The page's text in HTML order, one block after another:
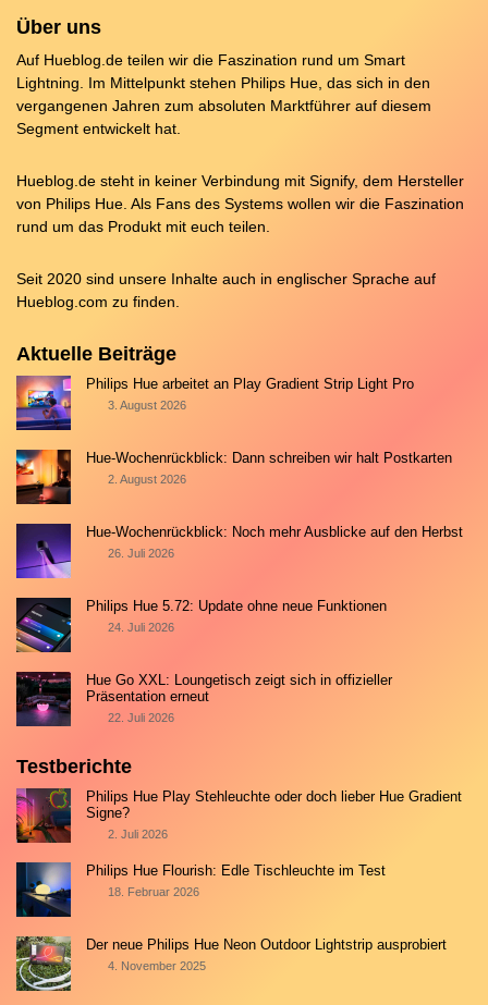
Über uns
Auf Hueblog.de teilen wir die Faszination rund um Smart
Lightning. Im Mittelpunkt stehen Philips Hue, das sich in den
vergangenen Jahren zum absoluten Marktführer auf diesem
Segment entwickelt hat.
Hueblog.de steht in keiner Verbindung mit Signify, dem Hersteller
von Philips Hue. Als Fans des Systems wollen wir die Faszination
rund um das Produkt mit euch teilen.
Seit 2020 sind unsere Inhalte auch in englischer Sprache auf
Hueblog.com zu finden.
Aktuelle Beiträge
Philips Hue arbeitet an Play Gradient Strip Light Pro
3. August 2026
Hue-Wochenrückblick: Dann schreiben wir halt Postkarten
2. August 2026
Hue-Wochenrückblick: Noch mehr Ausblicke auf den Herbst
26. Juli 2026
Philips Hue 5.72: Update ohne neue Funktionen
24. Juli 2026
Hue Go XXL: Loungetisch zeigt sich in offizieller
Präsentation erneut
22. Juli 2026
Testberichte
Philips Hue Play Stehleuchte oder doch lieber Hue Gradient
Signe?
2. Juli 2026
Philips Hue Flourish: Edle Tischleuchte im Test
18. Februar 2026
Der neue Philips Hue Neon Outdoor Lightstrip ausprobiert
4. November 2025